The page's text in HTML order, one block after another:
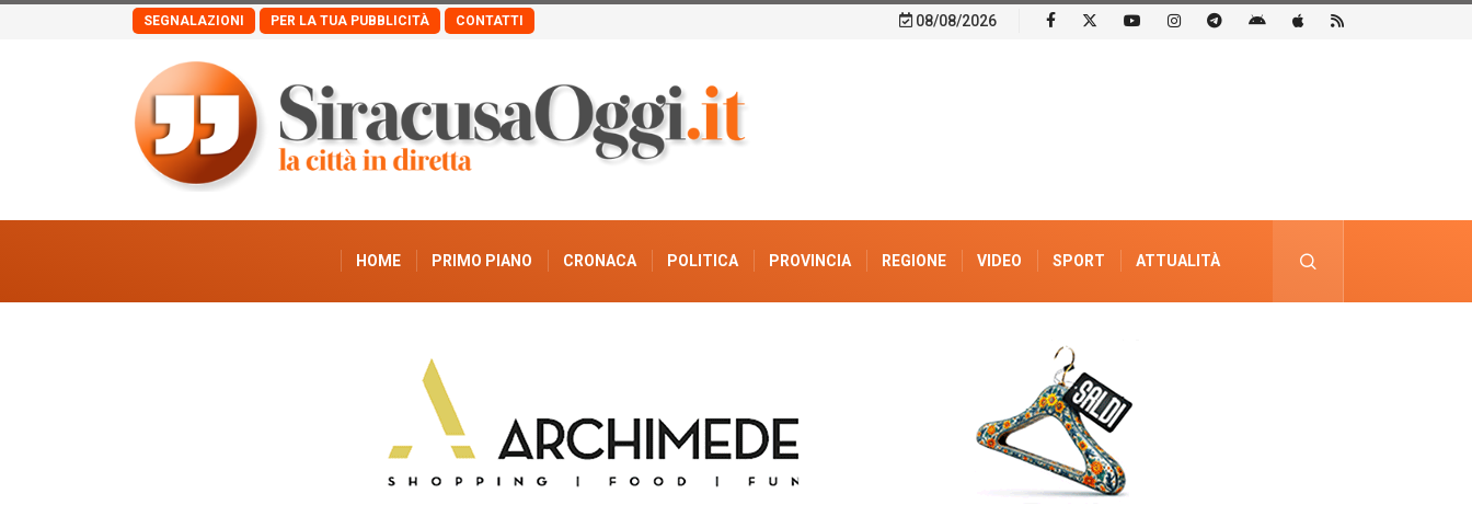
SEGNALAZIONI PER LA TUA PUBBLICITÀ CONTATTI 08/08/2026
HOME PRIMO PIANO CRONACA POLITICA PROVINCIA REGIONE VIDEO SPORT ATTUALITÀ
PUBBLICITÀ ELETTORALE